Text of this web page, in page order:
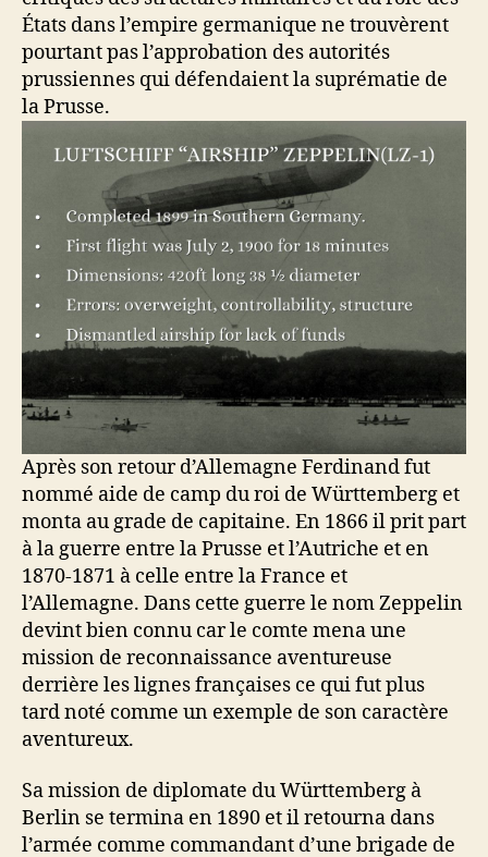
États dans l’empire germanique ne trouvèrent
pourtant pas l’approbation des autorités
prussiennes qui défendaient la suprématie de
la Prusse.
Après son retour d’Allemagne Ferdinand fut
nommé aide de camp du roi de Württemberg et
monta au grade de capitaine. En 1866 il prit part
à la guerre entre la Prusse et l’Autriche et en
1870-1871 à celle entre la France et
l’Allemagne. Dans cette guerre le nom Zeppelin
devint bien connu car le comte mena une
mission de reconnaissance aventureuse
derrière les lignes françaises ce qui fut plus
tard noté comme un exemple de son caractère
aventureux.
Sa mission de diplomate du Württemberg à
Berlin se termina en 1890 et il retourna dans
l’armée comme commandant d’une brigade de